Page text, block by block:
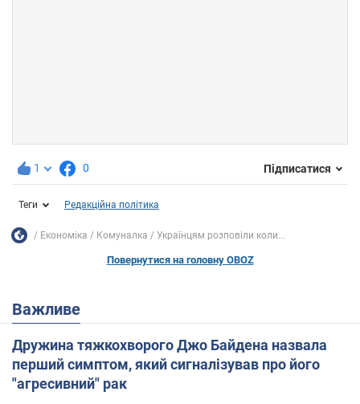
1 0 Підписатися
Теги Редакційна політика
Економіка Комуналка Українцям розповіли коли...
Повернутися на головну OBOZ
Важливе
Дружина тяжкохворого Джо Байдена назвала
перший симптом, який сигналізував про його
"агресивний" рак